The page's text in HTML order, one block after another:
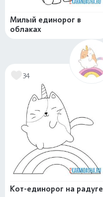
Милый единорог в
облаках
34
Кот-единорог на радуге